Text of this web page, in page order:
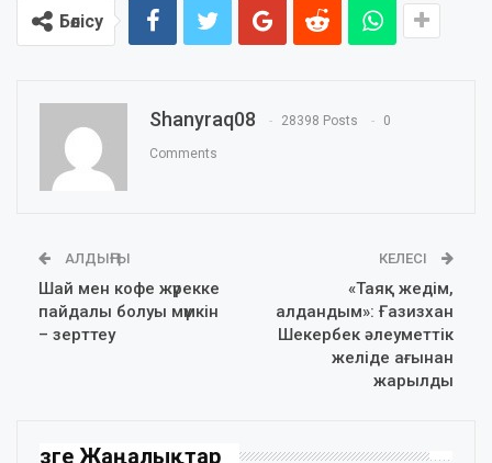
Бөлісу
Shanyraq08 28398 Posts 0
Comments
АЛДЫҢҒЫ
Шай мен кофе жүрекке
пайдалы болуы мүмкін
– зерттеу
КЕЛЕСІ
«Таяқ жедім,
алдандым»: Ғазизхан
Шекербек әлеуметтік
желіде ағынан
жарылды
Өзге Жаңалықтар